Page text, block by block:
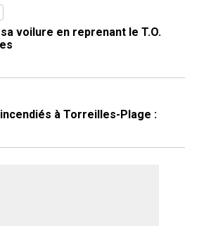
voilure en reprenant le T.O.
à Torreilles-Plage :